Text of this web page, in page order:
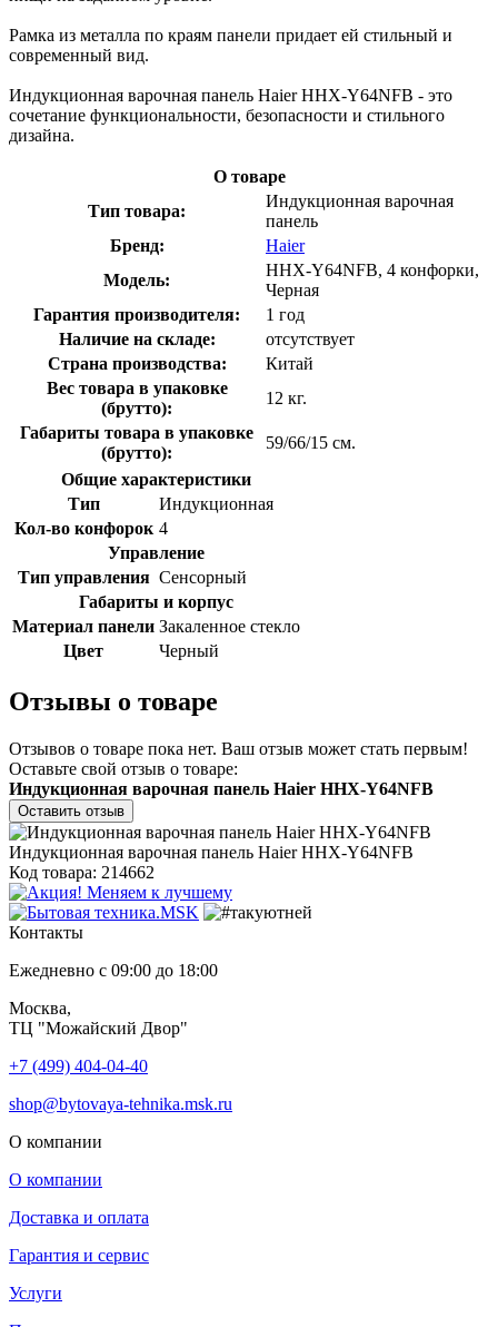
Рамка из металла по краям панели придает ей стильный и
современный вид.
Индукционная варочная панель Haier HHX-Y64NFB - это
сочетание функциональности, безопасности и стильного
дизайна.
О товаре
Тип товара:
Индукционная варочная
панель
Бренд:
Haier
Модель:
HHX-Y64NFB, 4 конфорки,
Черная
Гарантия производителя:
1 год
Наличие на складе:
отсутствует
Страна производства:
Китай
Вес товара в упаковке
(брутто):
12 кг.
Габариты товара в упаковке
(брутто):
59/66/15 см.
Общие характеристики
Тип
Индукционная
Кол-во конфорок 4
Управление
Тип управления Сенсорный
Габариты и корпус
Материал панели Закаленное стекло
Цвет
Черный
Отзывы о товаре
Отзывов о товаре пока нет. Ваш отзыв может стать первым!
Оставьте свой отзыв о товаре:
Индукционная варочная панель Haier HHX-Y64NFB
Оставить отзыв
Индукционная варочная панель Haier HHX-Y64NFB
Код товара: 214662
Контакты
Ежедневно с 09:00 до 18:00
Москва,
ТЦ "Можайский Двор"
+7 (499) 404-04-40
shop@bytovaya-tehnika.msk.ru
О компании
О компании
Доставка и оплата
Гарантия и сервис
Услуги